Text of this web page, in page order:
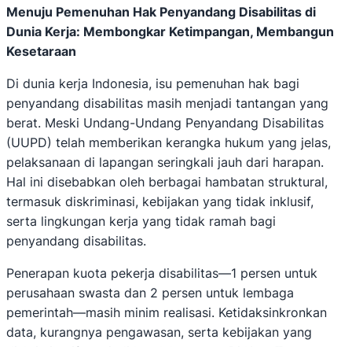
Menuju Pemenuhan Hak Penyandang Disabilitas di
Dunia Kerja: Membongkar Ketimpangan, Membangun
Kesetaraan
Di dunia kerja Indonesia, isu pemenuhan hak bagi
penyandang disabilitas masih menjadi tantangan yang
berat. Meski Undang-Undang Penyandang Disabilitas
(UUPD) telah memberikan kerangka hukum yang jelas,
pelaksanaan di lapangan seringkali jauh dari harapan.
Hal ini disebabkan oleh berbagai hambatan struktural,
termasuk diskriminasi, kebijakan yang tidak inklusif,
serta lingkungan kerja yang tidak ramah bagi
penyandang disabilitas.
Penerapan kuota pekerja disabilitas—1 persen untuk
perusahaan swasta dan 2 persen untuk lembaga
pemerintah—masih minim realisasi. Ketidaksinkronkan
data, kurangnya pengawasan, serta kebijakan yang